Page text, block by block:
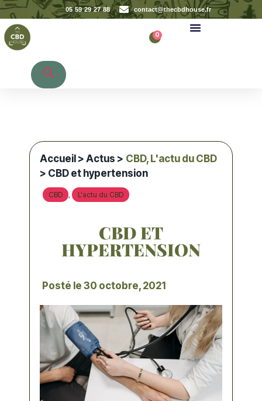
05 59 29 27 88 contact@thecbdhouse.fr
0
Accueil >Actus > CBD, L'actu du CBD
> CBD et hypertension
CBD , L'actu du CBD
CBD ET
HYPERTENSION
Posté le 30 octobre, 2021